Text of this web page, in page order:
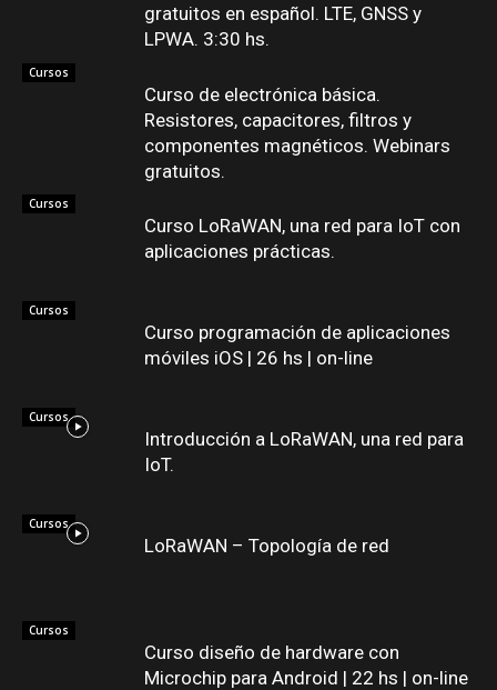
gratuitos en español. LTE, GNSS y
LPWA. 3:30 hs.
Cursos
Curso de electrónica básica.
Resistores, capacitores, filtros y
componentes magnéticos. Webinars
gratuitos.
Cursos
Curso LoRaWAN, una red para IoT con
aplicaciones prácticas.
Cursos
Curso programación de aplicaciones
móviles iOS | 26 hs | on-line
Cursos
Introducción a LoRaWAN, una red para
IoT.
Cursos
LoRaWAN – Topología de red
Cursos
Curso diseño de hardware con
Microchip para Android | 22 hs | on-line